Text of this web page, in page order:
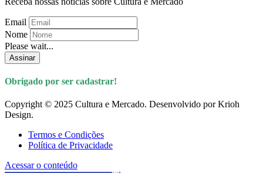
Email
Nome
Please wait...
Assinar
Obrigado por ser cadastrar!
Copyright © 2025 Cultura e Mercado. Desenvolvido por Krioh
Design.
Termos e Condições
Política de Privacidade
Acessar o conteúdo